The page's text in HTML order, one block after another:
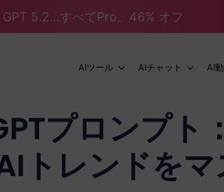
5.2...すべてPro。46% オフ
AIツール AIチャット AI
プロンプト
トレンドをマ